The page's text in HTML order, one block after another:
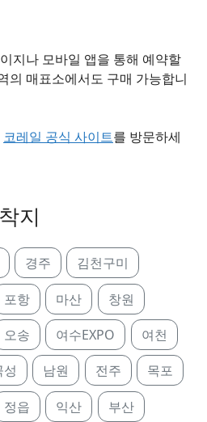
지나 모바일 앱을 통해 예약할
의 매표소에서도 구매 가능합니
코레일 공식 사이트를 방문하세
지
경주 김천구미
포항 마산 창원
오송 여수EXPO 여천
성 남원 전주 목포
정읍 익산 부산